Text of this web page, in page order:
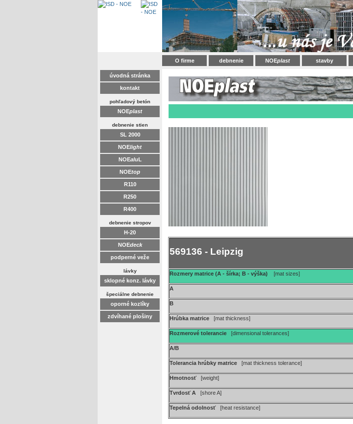
O firme debnenie NOEplast stavby
úvodná stránka
kontakt
pohľadový betón
NOEplast
debnenie stien
SL 2000
NOElight
NOEaluL
NOEtop
R110
R250
R400
debnenie stropov
H-20
NOEdeck
podperné veže
lávky
sklopné konz. lávky
špeciálne debnenie
oporné kozlíky
zdvíhané plošiny
569136 - Leipzig
Rozmery matrice (A - šírka; B - výška) [mat sizes]
A
B
Hrúbka matrice [mat thickness]
Rozmerové tolerancie [dimensional tolerances]
A/B
Tolerancia hrúbky matrice [mat thickness tolerance]
Hmotnosť[weight]
Tvrdosť A [shore A]
Tepelná odolnosť [heat resistance]